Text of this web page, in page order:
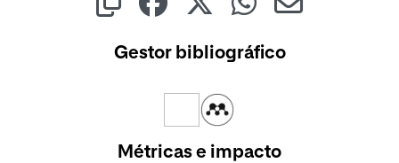
Gestor bibliográfico
Métricas e impacto